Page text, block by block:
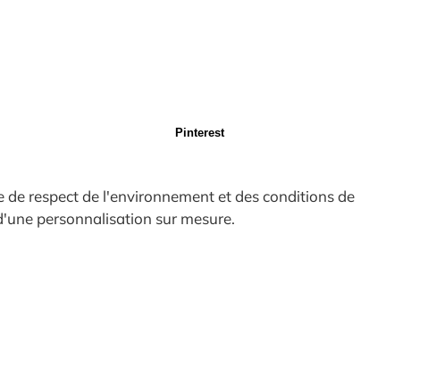
Pinterest
respect de l'environnement et des conditions de
personnalisation sur mesure.